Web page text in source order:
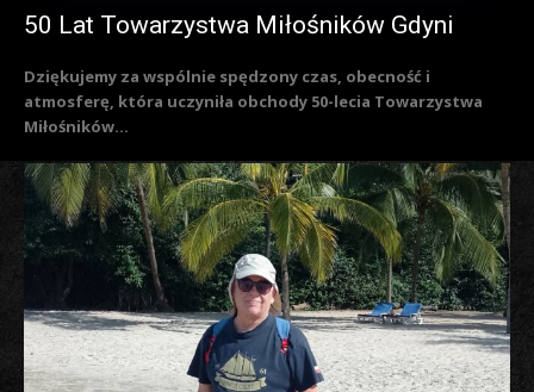
50 Lat Towarzystwa Miłośników Gdyni
Dziękujemy za wspólnie spędzony czas, obecność i
atmosferę, która uczyniła obchody 50-lecia Towarzystwa
Miłośników...